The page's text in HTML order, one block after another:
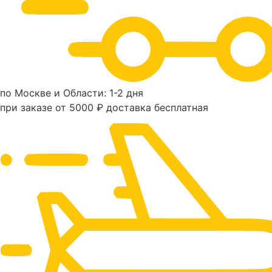
по Москве и Области: 1-2 дня
при заказе от 5000 ₽ доставка бесплатная